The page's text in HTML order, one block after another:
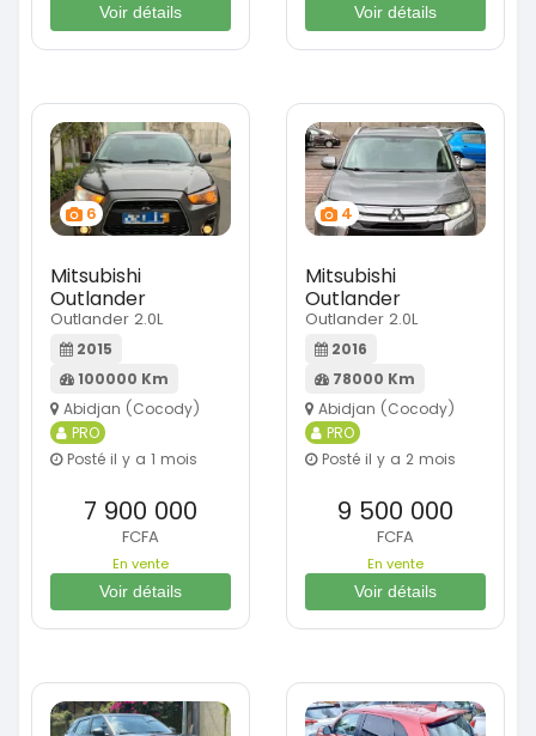
Voir détails
Voir détails
6
Mitsubishi
Outlander
Outlander 2.0L
2015
100000 Km
Abidjan (Cocody)
PRO
Posté il y a 1 mois
7 900 000
FCFA
En vente
Voir détails
4
Mitsubishi
Outlander
Outlander 2.0L
2016
78000 Km
Abidjan (Cocody)
PRO
Posté il y a 2 mois
9 500 000
FCFA
En vente
Voir détails